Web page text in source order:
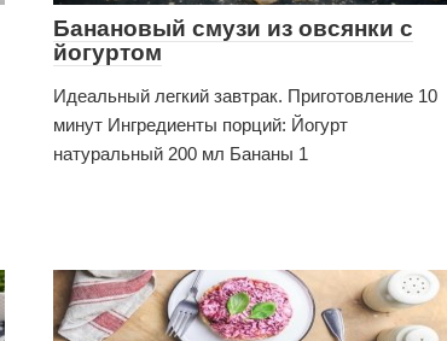
Банановый смузи из овсянки с
йогуртом
Идеальный легкий завтрак. Приготовление 10
минут Ингредиенты порций: Йогурт
натуральный 200 мл Бананы 1